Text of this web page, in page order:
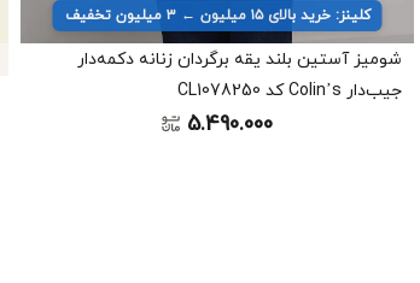
کلینز: خرید بالای ۱۵ میلیون ← ۳ میلیون تخفیف
شومیز آستین بلند یقه برگردان زنانه دکمه‌دار
جیب‌دار Colin’s کد CL1078250
5.490.000